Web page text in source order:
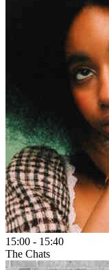
15:00 - 15:40
The Chats